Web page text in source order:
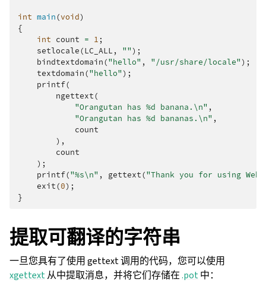
int main(void)
{
int count = 1 ;
setlocale(LC_ALL , "");
bindtextdomain("hello" , "/usr/share/locale");
textdomain("hello");
printf(
ngettext(
"Orangutan has %d banana. \n" ,
"Orangutan has %d bananas. \n" ,
count
),
count
);
printf("%s\n" , gettext("Thank you for using
exit(0);
}
提取可翻译的字符串
一旦您具有了使用 gettext 调用的代码，您可以使用
xgettext从中提取消息，并将它们存储在.pot中：